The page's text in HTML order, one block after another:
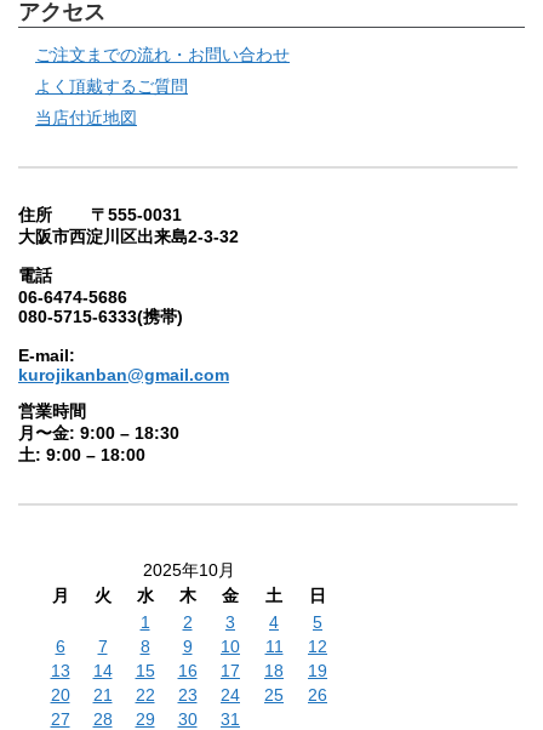
アクセス
ご注文までの流れ・お問い合わせ
よく頂戴するご質問
当店付近地図
住所 〒555-0031
大阪市西淀川区出来島2-3-32
電話
06-6474-5686
080-5715-6333(携帯)
E-mail:
kurojikanban@gmail.com
営業時間
月〜金: 9:00 – 18:30
土: 9:00 – 18:00
2025年10月
月
火 水 木 金 土
日
1
2 3 4
5
6
7 8 9 10 11
12
13
14 15 16 17 18
19
20
21 22 23 24 25
26
27
28 29 30
31